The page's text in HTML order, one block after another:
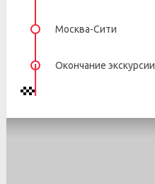
Москва-Сити
Окончание экскурсии